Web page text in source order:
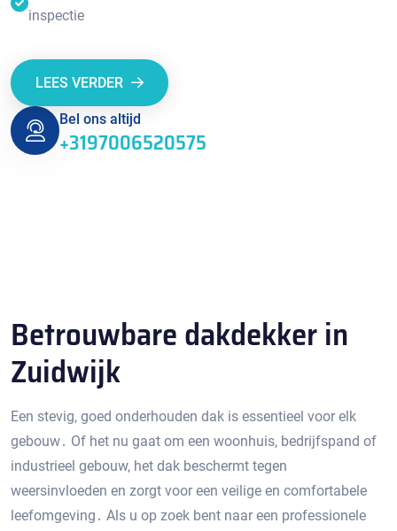
inspectie
LEES VERDER
Bel ons altijd
+3197006520575
Betrouwbare dakdekker in
Zuidwijk
Een stevig‚ goed onderhouden dak is essentieel voor elk
gebouw․ Of het nu gaat om een ​​woonhuis‚ bedrijfspand of
industrieel gebouw‚ het dak beschermt tegen
weersinvloeden en zorgt voor een veilige en comfortabele
leefomgeving․ Als u op zoek bent naar een professionele